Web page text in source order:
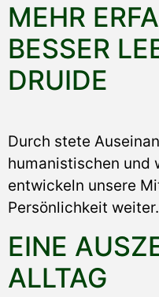
MEHR
BESSER
DRUIDE
Durch stete
humanistischen und
entwickeln unsere
Persönlichkeit weiter.
EINE
ALLTAG